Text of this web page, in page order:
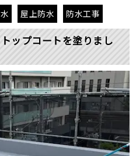
屋上防水 防水工事
ップコートを塗りまし